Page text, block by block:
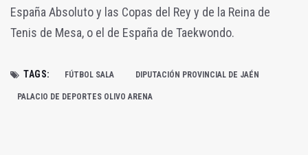
España Absoluto y las Copas del Rey y de la Reina de
Tenis de Mesa, o el de España de Taekwondo.
TAGS: FÚTBOL SALA DIPUTACIÓN PROVINCIAL DE JAÉN
PALACIO DE DEPORTES OLIVO ARENA